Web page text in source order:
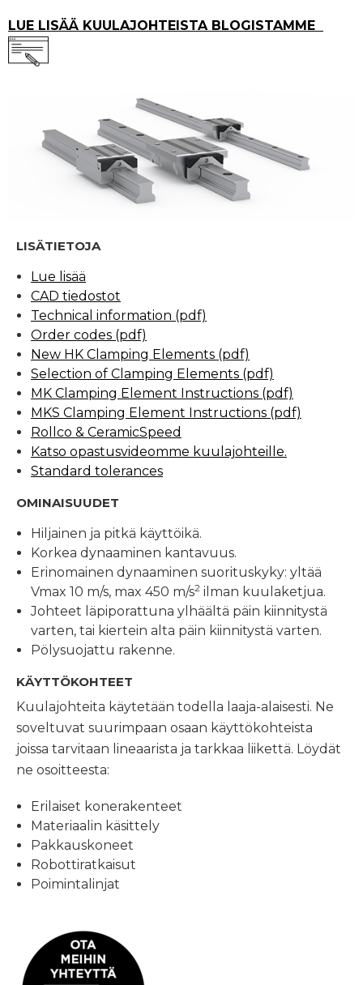
LUE LISÄÄ KUULAJOHTEISTA BLOGISTAMME
LISÄTIETOJA
Lue lisää
CAD tiedostot
Technical information (pdf)
Order codes (pdf)
New HK Clamping Elements (pdf)
Selection of Clamping Elements (pdf)
MK Clamping Element Instructions (pdf)
MKS Clamping Element Instructions (pdf)
Rollco & CeramicSpeed
Katso opastusvideomme kuulajohteille.
Standard tolerances
OMINAISUUDET
Hiljainen ja pitkä käyttöikä.
Korkea dynaaminen kantavuus.
Erinomainen dynaaminen suorituskyky: yltää
Vmax 10 m/s, max 450 m/s2 ilman kuulaketjua.
Johteet läpiporattuna ylhäältä päin kiinnitystä
varten, tai kiertein alta päin kiinnitystä varten.
Pölysuojattu rakenne.
KÄYTTÖKOHTEET
Kuulajohteita käytetään todella laaja-alaisesti. Ne
soveltuvat suurimpaan osaan käyttökohteista
joissa tarvitaan lineaarista ja tarkkaa liikettä. Löydät
ne osoitteesta:
Erilaiset konerakenteet
Materiaalin käsittely
Pakkauskoneet
Robottiratkaisut
Poimintalinjat